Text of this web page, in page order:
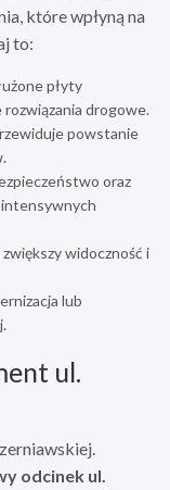
które wpłyną na
to:
płyty
drogowe.
powstanie
oraz
intensywnych
zwiększy widoczność i
lub
ul.
odcinek ul.